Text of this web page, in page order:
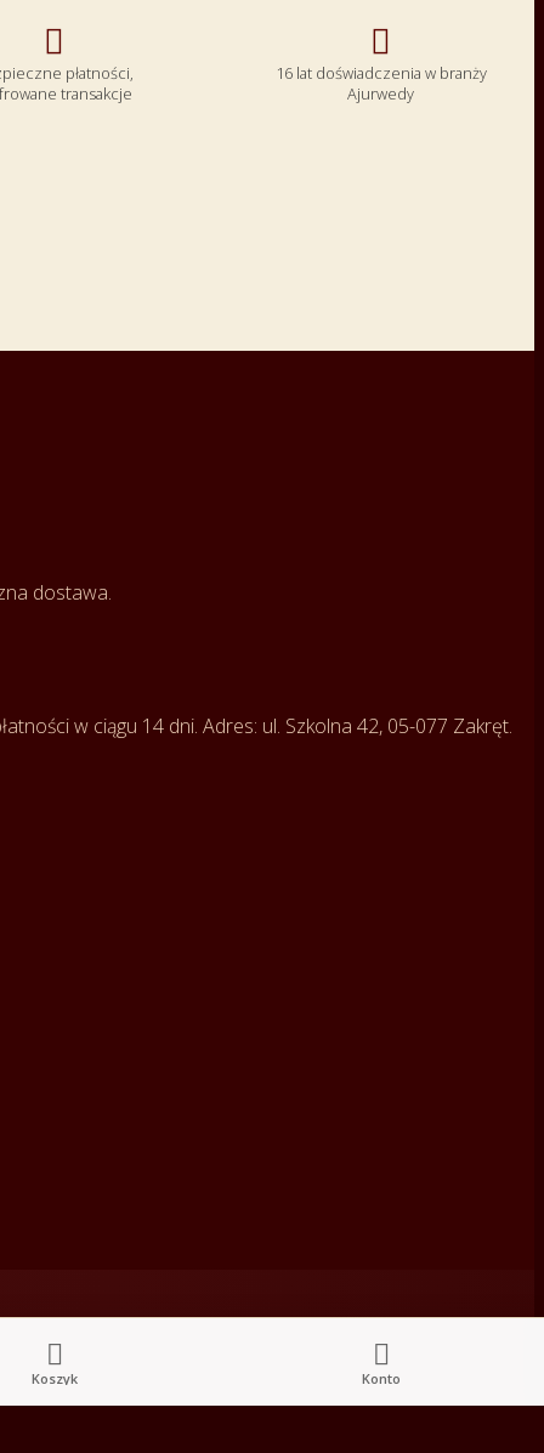

płatności,
transakcje

16 lat doświadczenia w branży
Ajurwedy
dostawa.
w ciągu 14 dni. Adres: ul. Szkolna 42, 05-077 Zakręt.

Koszyk

Konto